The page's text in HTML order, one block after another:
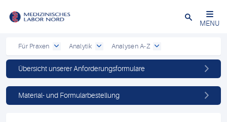
Schließen
MENU
Für Praxen Analytik Analysen A-Z
Übersicht unserer Anforderungsformulare
Material- und Formularbestellung